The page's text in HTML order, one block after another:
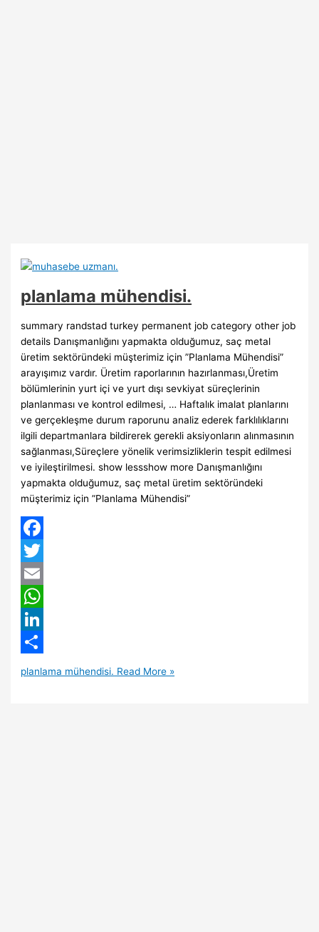
planlama mühendisi.
summary randstad turkey permanent job category other job
details Danışmanlığını yapmakta olduğumuz, saç metal
üretim sektöründeki müşterimiz için ”Planlama Mühendisi”
arayışımız vardır. Üretim raporlarının hazırlanması,Üretim
bölümlerinin yurt içi ve yurt dışı sevkiyat süreçlerinin
planlanması ve kontrol edilmesi, … Haftalık imalat planlarını
ve gerçekleşme durum raporunu analiz ederek farklılıklarını
ilgili departmanlara bildirerek gerekli aksiyonların alınmasının
sağlanması,Süreçlere yönelik verimsizliklerin tespit edilmesi
ve iyileştirilmesi. show lessshow more Danışmanlığını
yapmakta olduğumuz, saç metal üretim sektöründeki
müşterimiz için ”Planlama Mühendisi”
Facebook
Twitter
Email
WhatsApp
LinkedIn
planlama mühendisi. Read More »